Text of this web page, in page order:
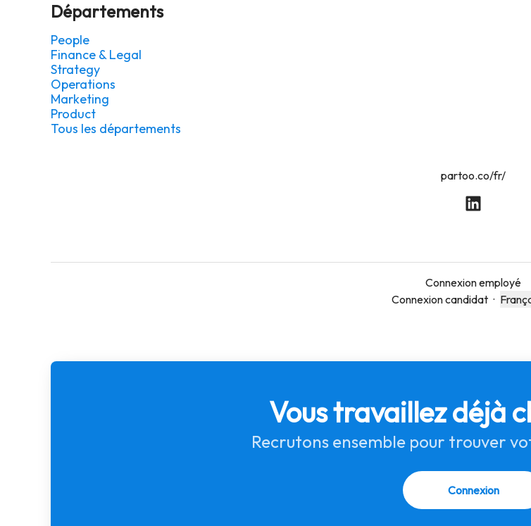
Départements
People
Finance & Legal
Strategy
Operations
Marketing
Product
Tous les départements
partoo.co/fr/
Connexion employé
Connexion candidat ·
Vous travaillez déjà
Recrutons ensemble pour trouver
Connexion